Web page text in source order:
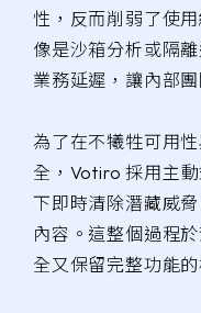
性，反而削弱了使
像是沙箱分析或隔
業務延遲，讓內部
為了在不犧牲可用
全，Votiro 採用主
下即時清除潛藏威
內容。這整個過程
全又保留完整功能的